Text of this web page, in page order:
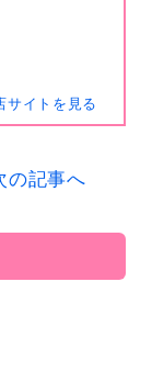
サイトを見る
の記事へ